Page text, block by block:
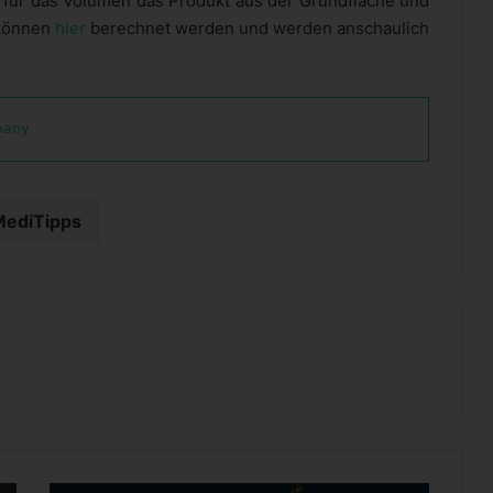
hier berechnet werden und werden anschaulich